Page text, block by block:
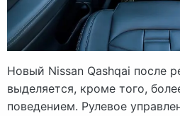
Новый Nissan Qashqai после
выделяется, кроме того,
поведением. Рулевое